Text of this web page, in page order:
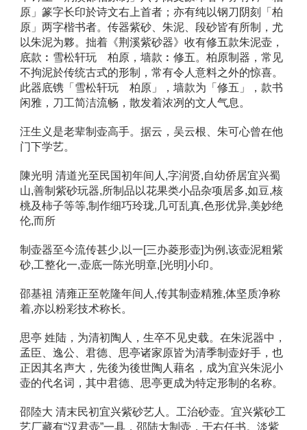
原」篆字长印於诗文右上首者；亦有纯以钢刀阴刻「柏
原」两字楷书者。传器紫砂、朱泥、段砂皆有所制，尤
以朱泥为夥。拙着《荆溪紫砂器》收有修五款朱泥壶，
底款︰雪松轩玩　柏原，墙款︰修五。柏原制器，常见
不拘泥於传统古式的形制，常有令人意料之外的惊喜。
此器底镌「雪松轩玩　柏原」，墙款为「修五」，款书
闲雅，刀工简洁流畅，散发着浓冽的文人气息。
汪生义是老辈制壶高手。据云，吴云根、朱可心曾在他
门下学艺。
陳光明 清道光至民国初年间人,字润贤,自幼侨居宜兴蜀
山,善制紫砂玩器,所制品以花果类小品杂项居多,如豆,核
桃及柿子等等,制作细巧玲珑,几可乱真,色形优异,美妙绝
伦,而所
制壶器至今流传甚少,以一[三办菱形壶]为例,该壶泥粗紫
砂,工整化一,壶底一陈光明章,[光明]小印。
邵基祖 清雍正至乾隆年间人,传其制壶精雅,体坚质净称
着,亦以粉彩技术称长。
思亭 姓陆，为清初陶人，生卒不见史载。在朱泥器中，
孟臣、逸公、君德、思亭诸家原皆为清季制壶好手，也
正因其名声大，先後为後世陶人藉名，成为宜兴朱泥小
壶的代名词，其中君德、思亭更成为特定形制的名称。
邵陸大 清末民初宜兴紫砂艺人。工治砂壶。宜兴紫砂工
艺厂藏有“汉君壶”一具，邵陆大制壶，于右任书。淡紫